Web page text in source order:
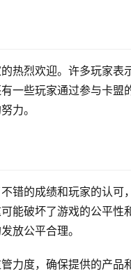
热烈欢迎。许多玩家
一些玩家通过参与卡
力。
错的成绩和玩家的认
能破坏了游戏的公平
放公平合理。
力度，确保提供的产